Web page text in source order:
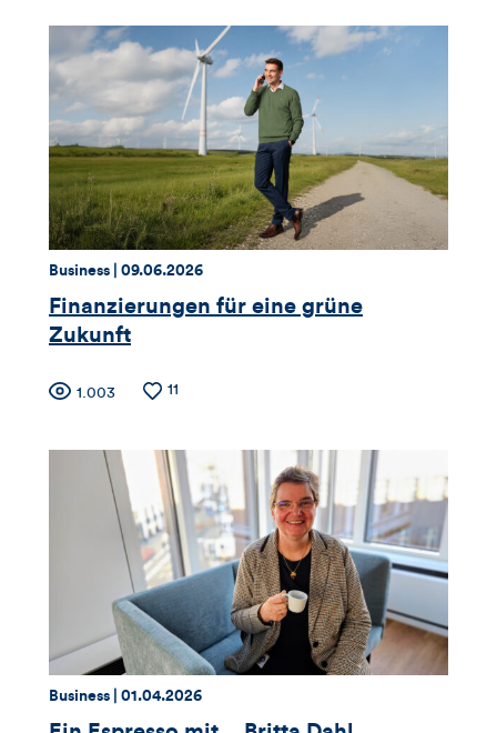
Thema:
Business | Datum:
09.06.2026
Finanzierungen für eine grüne
Zukunft
Zähler
für
Views,
Likes
Kommentare
dieses
Anzahl1.003
Anzahl
11
Thema:
Business | Datum:
01.04.2026